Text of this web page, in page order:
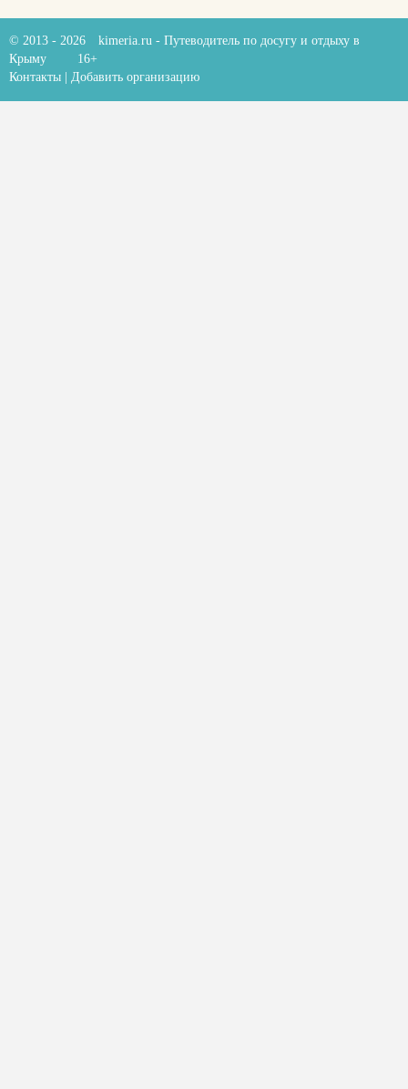
© 2013 - 2026 kimeria.ru - Путеводитель по досугу и отдыху в
Крыму
16+
Контакты
Добавить организацию